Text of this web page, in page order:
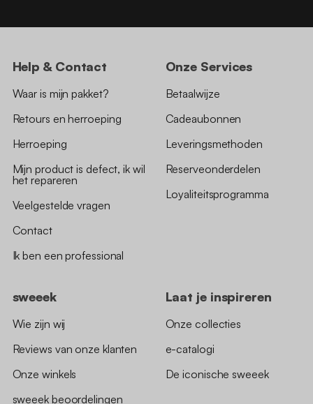
Help & Contact
Waar is mijn pakket?
Retours en herroeping
Herroeping
Mijn product is defect, ik wil
het repareren
Veelgestelde vragen
Contact
Ik ben een professional
Onze Services
Betaalwijze
Cadeaubonnen
Leveringsmethoden
Reserveonderdelen
Loyaliteitsprogramma
sweeek
Wie zijn wij
Reviews van onze klanten
Onze winkels
sweeek beoordelingen
Laat je inspireren
Onze collecties
e-catalogi
De iconische sweeek